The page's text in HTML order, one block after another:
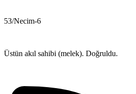
53/Necim-6
Üstün akıl sahibi (melek). Doğruldu.